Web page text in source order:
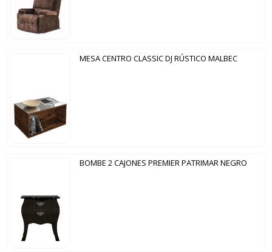
MESA CENTRO CLASSIC DJ RÚSTICO MALBEC
BOMBE 2 CAJONES PREMIER PATRIMAR NEGRO